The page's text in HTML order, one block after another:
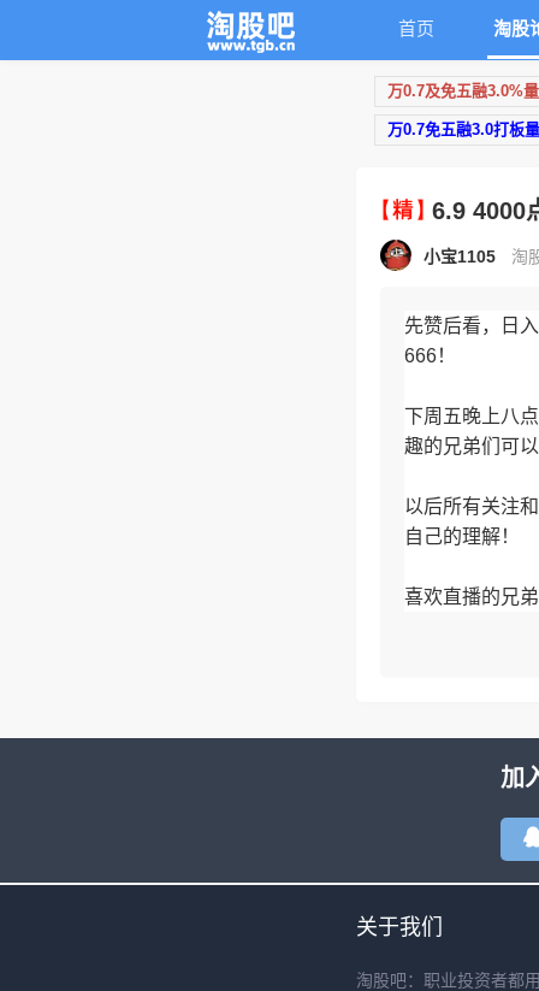
首页 淘股
万0.7及免五融3.0%
万0.7免五融3.0打板
6.9 4000
小宝1105 淘
先赞后看，日
666！
下周五晚上八
趣的兄弟们可
以后所有关注
自己的理解！
喜欢直播的兄
加
关于我们
淘股吧：职业投资者都